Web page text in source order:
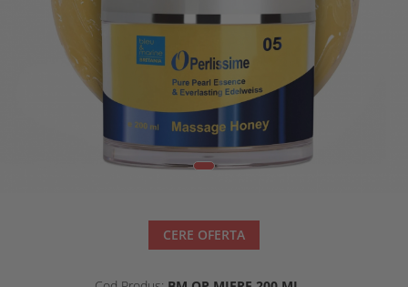
Anti Age 45+
Ten Sensibil + Contur Ochi Si
Unitate De Spalare
Produse Pentru Corp
Scaune Pentru Coafor
CERE OFERTA